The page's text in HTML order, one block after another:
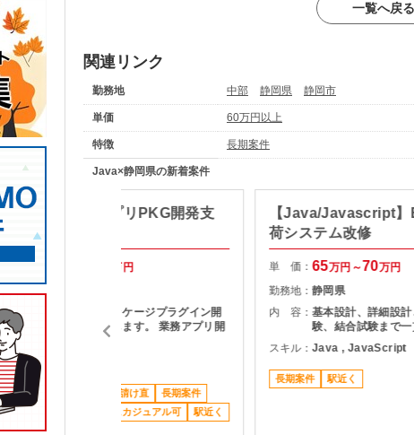
一覧へ戻る
関連リンク
勤務地 中部 静岡県 静岡市
単価 60万円以上
特徴 長期案件
Java×静岡県の新着案件
【Java】業務アプリPKG開発支
援
万円
勤務地：静岡県
内 容：
製造業向けパッケージプラグイン開
発をお願い致します。 業務アプリ開
発となります。
スキル：
担当者オススメ案件 元請け直
長期案件
稼働安定
私服/ビジネスカジュアル可 駅近く
【Java/Javascript】
荷システム改修
単 価：65万円～70万円
勤務地：静岡県
内 容：基本設計、詳細設
験、結合試験まで
スキル：Java , JavaScript
長期案件 駅近く